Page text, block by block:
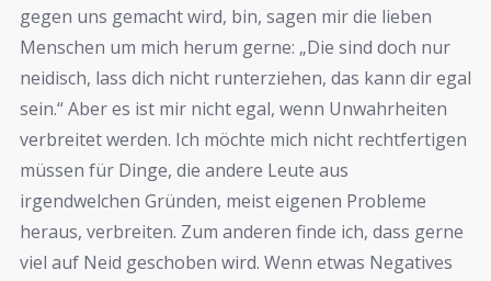
gegen uns gemacht wird, bin, sagen mir die lieben
Menschen um mich herum gerne: „Die sind doch nur
neidisch, lass dich nicht runterziehen, das kann dir egal
sein.“ Aber es ist mir nicht egal, wenn Unwahrheiten
verbreitet werden. Ich möchte mich nicht rechtfertigen
müssen für Dinge, die andere Leute aus
irgendwelchen Gründen, meist eigenen Probleme
heraus, verbreiten. Zum anderen finde ich, dass gerne
viel auf Neid geschoben wird. Wenn etwas Negatives